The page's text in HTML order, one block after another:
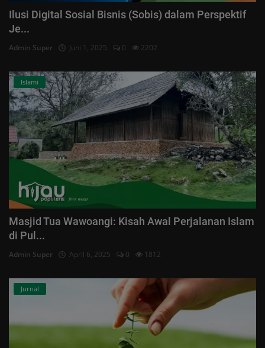
Ilusi Digital Sosial Bisnis (Sobis) dalam Perspektif
Je...
Admin Super Juni 1, 2025 0 2202
Islami
Masjid Tua Wawoangi: Kisah Awal Perjalanan Islam
di Pul...
Admin Super April 6, 2025 0 1812
Jurnal